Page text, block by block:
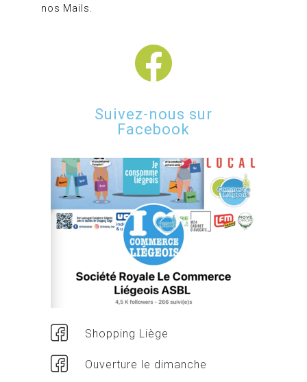
nos Mails.
Suivez-nous sur
Facebook
Shopping Liège
Ouverture le dimanche